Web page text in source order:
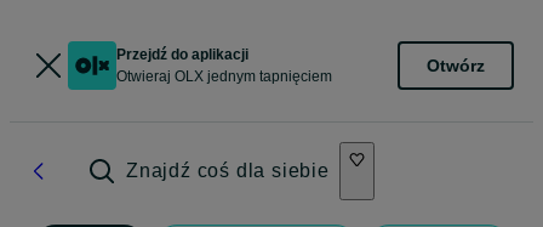
Przejdź do aplikacji
Otwieraj OLX jednym tapnięciem
Otwórz
Znajdź coś dla siebie